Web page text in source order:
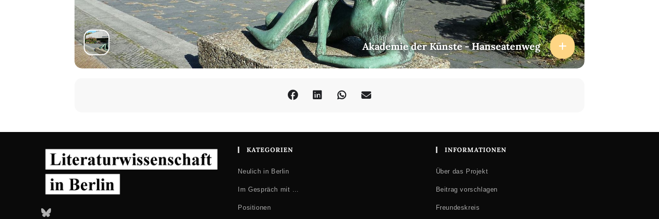
Mehr Informationen und Programm
In deutscher Sprache
Tagesticket € 12/8
Akademie der Künste - Hanseatenweg
Bluesky
KATEGORIEN
Neulich in Berlin
Im Gespräch mit …
Positionen
INFORMATIONEN
Über das Projekt
Beitrag vorschlagen
Freundeskreis